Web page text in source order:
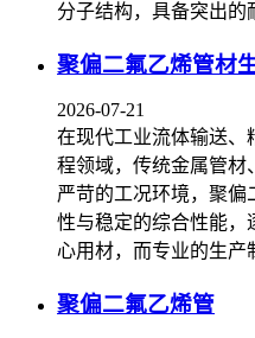
分子结构，具备突出
聚偏二氟乙烯管材
2026-07-21
在现代工业流体输送、
程领域，传统金属管材
严苛的工况环境，聚偏
性与稳定的综合性能，
心用材，而专业的生
聚偏二氟乙烯管